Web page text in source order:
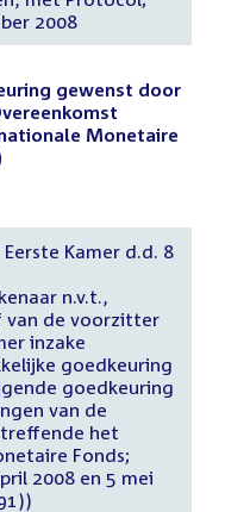
2008
gewenst door
Monetaire
Kamer d.d. 8
n.v.t.,
van de voorzitter
inzake
goedkeuring
goedkeuring
van de
het
Fonds;
2008 en 5 mei